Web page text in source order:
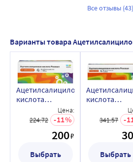
Все отзывы (43)
Варианты товара
Ацетилсалициловая
кислота
реневал 500 мг
10 шт. таблетки
Цена:
224.72
11
200₽
Выбрать
кислота
реневал 500
20 шт.341.57
Выбрать